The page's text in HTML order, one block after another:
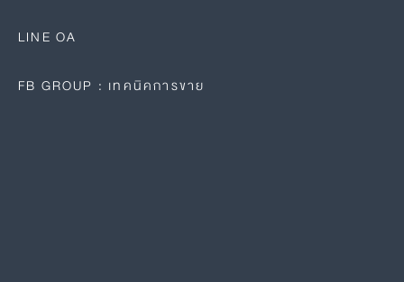
LINE OA
FB GROUP : เทคนิคการขาย